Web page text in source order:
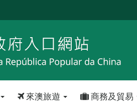
來澳旅遊 商務及貿易